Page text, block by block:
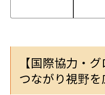
【国際協力・
つながり視野